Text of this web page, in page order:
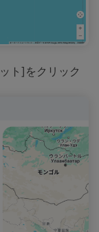
ト]をクリック